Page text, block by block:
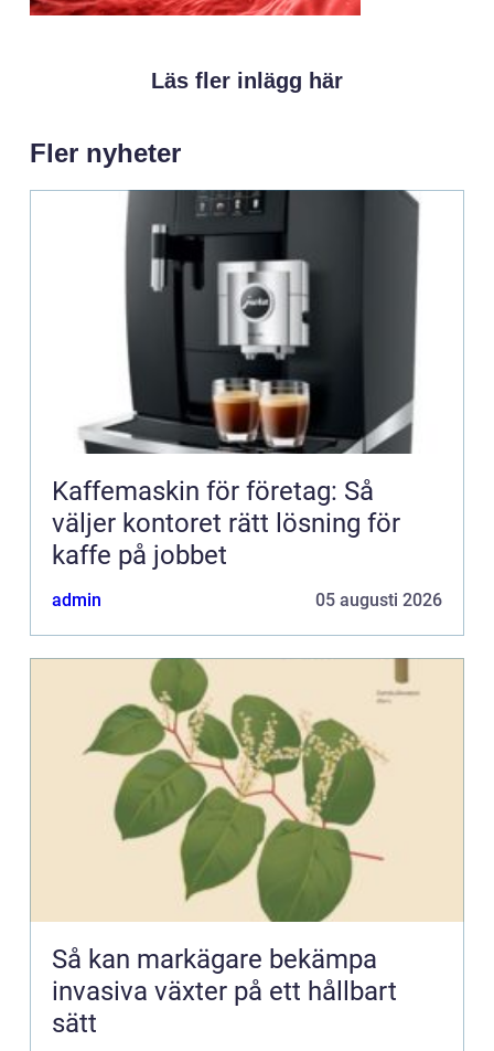
Läs fler inlägg här
Fler nyheter
Kaffemaskin för företag: Så
väljer kontoret rätt lösning för
kaffe på jobbet
admin 05 augusti 2026
Så kan markägare bekämpa
invasiva växter på ett hållbart
sätt